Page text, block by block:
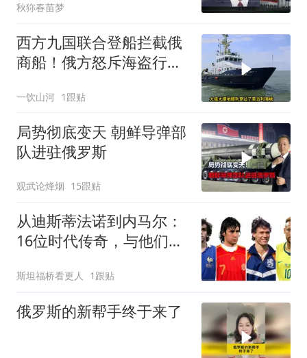
秋狝春苗梦
西方九国联合登船拦截俄
商船！俄方怒斥海盗行
难道只能认栽？
一饮山河 1跟贴
局势彻底变天 朝鲜导弹部
队进驻俄罗斯
观武论烽烟 15跟贴
从迪斯蒂法诺到内马尔：
16位时代传奇，与他们从
斯坦福桥看更人 1跟贴
俄罗斯的新帮手终于来了